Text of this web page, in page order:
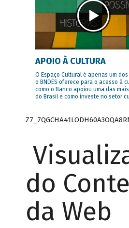
APOIO À CULTURA
O Espaço Cultural é apenas um
o BNDES oferece para o acesso à
como o Banco apoiou uma das
do Brasil e como investe no setor
do
da Web